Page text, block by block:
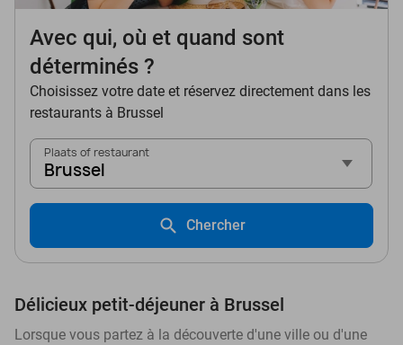
Avec qui, où et quand sont
déterminés ?
Choisissez votre date et réservez directement dans les
restaurants à Brussel
Plaats of restaurant
Brussel
Chercher
Délicieux petit-déjeuner à Brussel
Lorsque vous partez à la découverte d'une ville ou d'une